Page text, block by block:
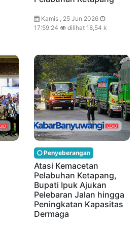
Kamis , 25 Jun 2026
17:59:24
dilihat 18,54 k
Penyeberangan
Atasi Kemacetan
Pelabuhan Ketapang,
Bupati Ipuk Ajukan
Pelebaran Jalan hingga
Peningkatan Kapasitas
Dermaga